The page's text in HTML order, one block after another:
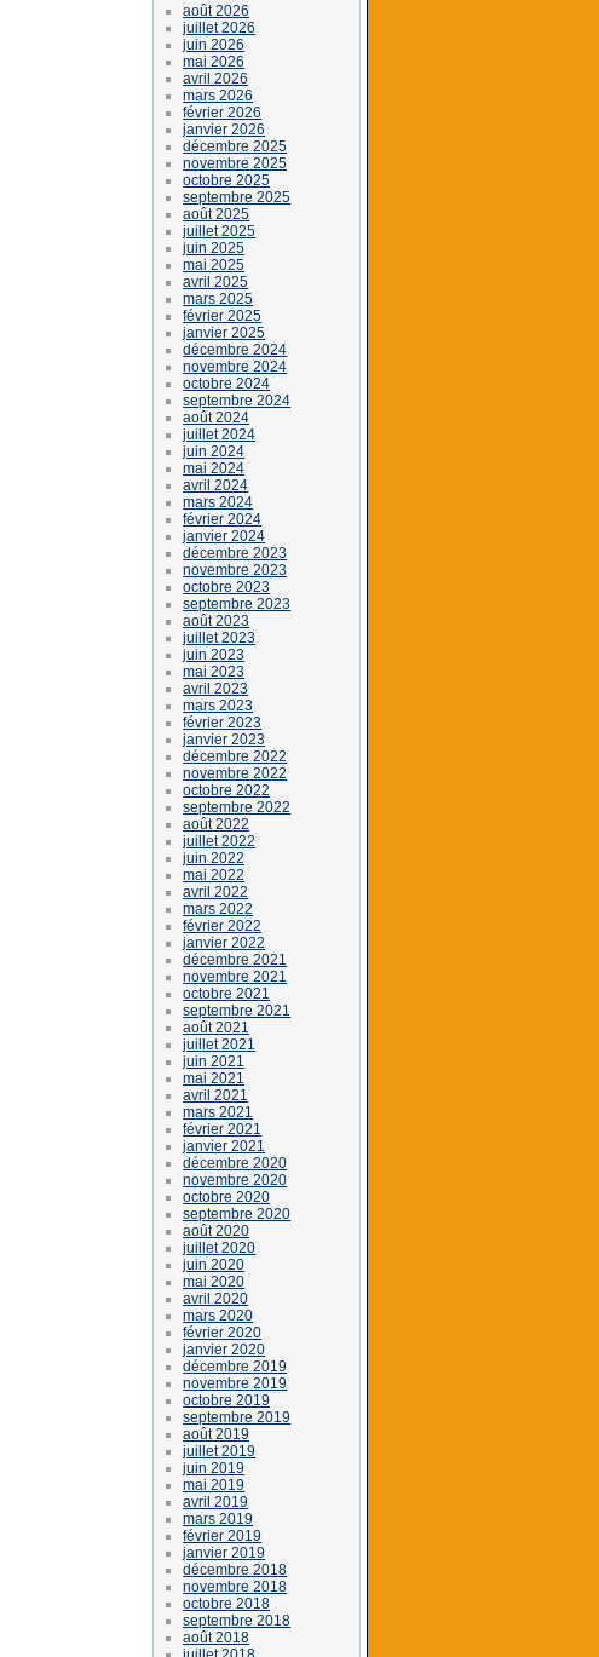
août 2026
juillet 2026
juin 2026
mai 2026
avril 2026
mars 2026
février 2026
janvier 2026
décembre 2025
novembre 2025
octobre 2025
septembre 2025
août 2025
juillet 2025
juin 2025
mai 2025
avril 2025
mars 2025
février 2025
janvier 2025
décembre 2024
novembre 2024
octobre 2024
septembre 2024
août 2024
juillet 2024
juin 2024
mai 2024
avril 2024
mars 2024
février 2024
janvier 2024
décembre 2023
novembre 2023
octobre 2023
septembre 2023
août 2023
juillet 2023
juin 2023
mai 2023
avril 2023
mars 2023
février 2023
janvier 2023
décembre 2022
novembre 2022
octobre 2022
septembre 2022
août 2022
juillet 2022
juin 2022
mai 2022
avril 2022
mars 2022
février 2022
janvier 2022
décembre 2021
novembre 2021
octobre 2021
septembre 2021
août 2021
juillet 2021
juin 2021
mai 2021
avril 2021
mars 2021
février 2021
janvier 2021
décembre 2020
novembre 2020
octobre 2020
septembre 2020
août 2020
juillet 2020
juin 2020
mai 2020
avril 2020
mars 2020
février 2020
janvier 2020
décembre 2019
novembre 2019
octobre 2019
septembre 2019
août 2019
juillet 2019
juin 2019
mai 2019
avril 2019
mars 2019
février 2019
janvier 2019
décembre 2018
novembre 2018
octobre 2018
septembre 2018
août 2018